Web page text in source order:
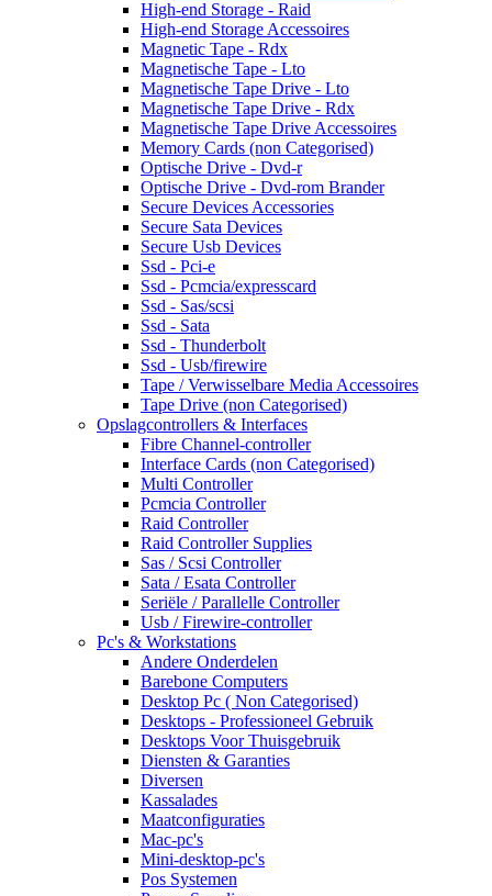
High-end Storage - Raid
High-end Storage Accessoires
Magnetic Tape - Rdx
Magnetische Tape - Lto
Magnetische Tape Drive - Lto
Magnetische Tape Drive - Rdx
Magnetische Tape Drive Accessoires
Memory Cards (non Categorised)
Optische Drive - Dvd-r
Optische Drive - Dvd-rom Brander
Secure Devices Accessories
Secure Sata Devices
Secure Usb Devices
Ssd - Pci-e
Ssd - Pcmcia/expresscard
Ssd - Sas/scsi
Ssd - Sata
Ssd - Thunderbolt
Ssd - Usb/firewire
Tape / Verwisselbare Media Accessoires
Tape Drive (non Categorised)
Opslagcontrollers & Interfaces
Fibre Channel-controller
Interface Cards (non Categorised)
Multi Controller
Pcmcia Controller
Raid Controller
Raid Controller Supplies
Sas / Scsi Controller
Sata / Esata Controller
Seriële / Parallelle Controller
Usb / Firewire-controller
Pc's & Workstations
Andere Onderdelen
Barebone Computers
Desktop Pc ( Non Categorised)
Desktops - Professioneel Gebruik
Desktops Voor Thuisgebruik
Diensten & Garanties
Diversen
Kassalades
Maatconfiguraties
Mac-pc's
Mini-desktop-pc's
Pos Systemen